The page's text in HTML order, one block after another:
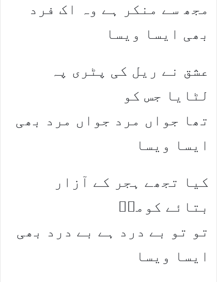
مجھ سے منکر ہے وہ اک فرد
بھی ایسا ویسا
عشق نے ریل کی پٹری پہ
لٹایا جس کو
تھا جواں مرد جواں مرد بھی
ایسا ویسا
کیا تجھے ہجر کے آزار
بتائے کوملؔ
تو تو بے درد ہے بے درد بھی
ایسا ویسا